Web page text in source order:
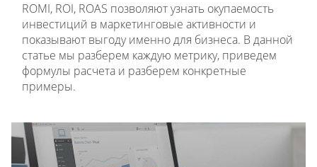
ROMI, ROI, ROAS позволяют узнать окупаемость
инвестиций в маркетинговые активности и
показывают выгоду именно для бизнеса. В данной
статье мы разберем каждую метрику, приведем
формулы расчета и разберем конкретные
примеры.